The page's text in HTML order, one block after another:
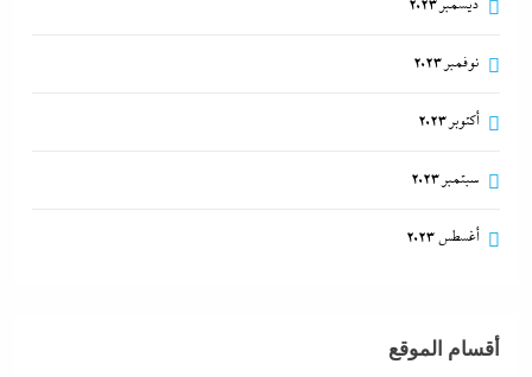
ديسمبر 2023
نوفمبر 2023
أكتوبر 2023
سبتمبر 2023
أغسطس 2023
أقسام الموقع